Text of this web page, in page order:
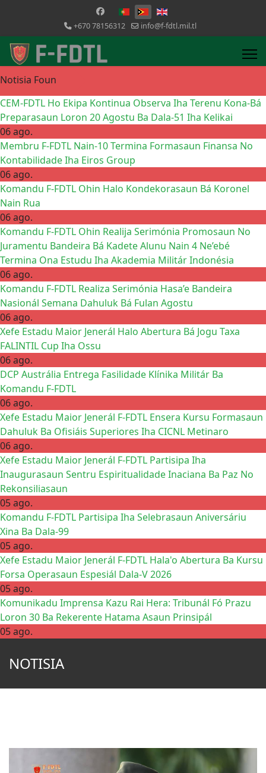
Selecione o seu idioma
+670 78156312 info@f-fdtl.mil.tl
Notisia Foun
CEM-FDTL Ho Ekipa Kontinua Observa Iha Terenu Kona-Bá
Preparasaun Loron 20 Agostu Ba Dala-51 Iha Kelikai
06 ago.
Membru F-FDTL Nain-10 Termina Formasaun Finansa No
Kontabilidade Iha Eiros Group
06 ago.
Komandu F-FDTL Ohin Halo Kondekorasaun Bá Koronel
Nain Rua
06 ago.
Komandu F-FDTL Ohin Realija Serimónia Promosaun No
Juramentu Bandeira Bá Kadete Alunu Nain 4 Ne’ebé
Termina Ona Estudu Iha Akademia Militár Indonésia
06 ago.
Komandu F-FDTL Realiza Serimónia Hasa’e Bandeira
Nasionál Semana Dahuluk Bá Fulan Agostu
06 ago.
Xefe Estadu Maior Jenerál Halo Abertura Bá Jogu Taxa
FALINTIL Cup Iha Ossu
06 ago.
DCP Austrália Entrega Fasilidade Klínika Militár Ba
Komandu F-FDTL
06 ago.
Xefe Estadu Maior Jenerál F-FDTL Ensera Kursu Formasaun
Dahuluk Ba Ofisiáis Superiores Iha CICNL Metinaro
06 ago.
Xefe Estadu Maior Jenerál F-FDTL Partisipa Iha
Inaugurasaun Sentru Espiritualidade Inaciana Ba Paz No
Rekonsiliasaun
05 ago.
Komandu F-FDTL Partisipa Iha Selebrasaun Aniversáriu
Xina Ba Dala-99
05 ago.
Xefe Estadu Maior Jenerál F-FDTL Hala'o Abertura Ba Kursu
Forsa Operasaun Espesiál Dala-V 2026
05 ago.
Komunikadu Imprensa Kazu Rai Hera: Tribunál Fó Prazu
Loron 30 Ba Rekerente Hatama Asaun Prinsipál
05 ago.
NOTISIA